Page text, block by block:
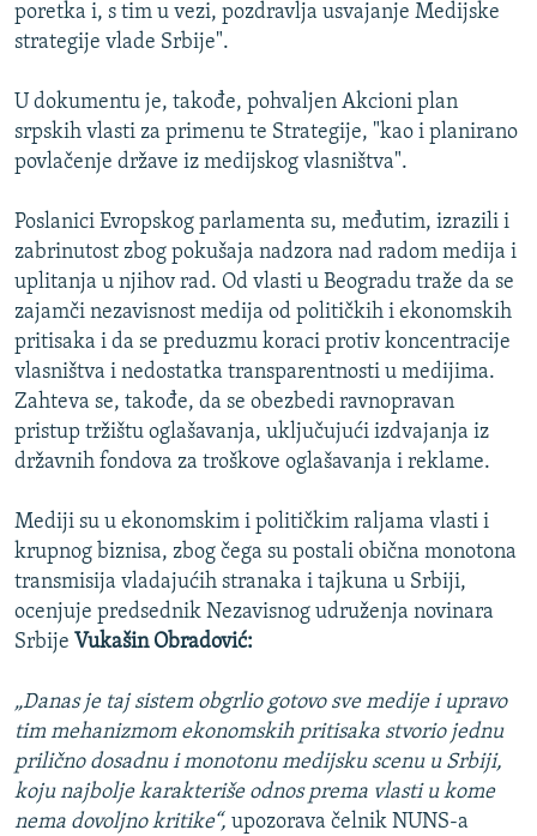
poretka i, s tim u vezi, pozdravlja usvajanje Medijske
strategije vlade Srbije".
U dokumentu je, takođe, pohvaljen Akcioni plan
srpskih vlasti za primenu te Strategije, "kao i planirano
povlačenje države iz medijskog vlasništva".
Poslanici Evropskog parlamenta su, međutim, izrazili i
zabrinutost zbog pokušaja nadzora nad radom medija i
uplitanja u njihov rad. Od vlasti u Beogradu traže da se
zajamči nezavisnost medija od političkih i ekonomskih
pritisaka i da se preduzmu koraci protiv koncentracije
vlasništva i nedostatka transparentnosti u medijima.
Zahteva se, takođe, da se obezbedi ravnopravan
pristup tržištu oglašavanja, uključujući izdvajanja iz
državnih fondova za troškove oglašavanja i reklame.
Mediji su u ekonomskim i političkim raljama vlasti i
krupnog biznisa, zbog čega su postali obična monotona
transmisija vladajućih stranaka i tajkuna u Srbiji,
ocenjuje predsednik Nezavisnog udruženja novinara
Srbije Vukašin Obradović:
„Danas je taj sistem obgrlio gotovo sve medije i upravo
tim mehanizmom ekonomskih pritisaka stvorio jednu
prilično dosadnu i monotonu medijsku scenu u Srbiji,
koju najbolje karakteriše odnos prema vlasti u kome
nema dovoljno kritike“, upozorava čelnik NUNS-a